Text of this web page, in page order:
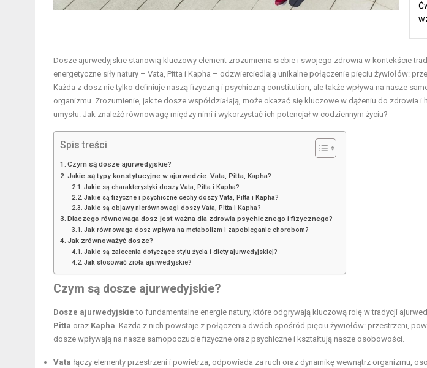
Dosze ajurwedyjskie stanowią kluczowy element zrozumienia siebie i swojego zdrowia w kontekście
energetyczne siły natury – Vata, Pitta i Kapha – odzwierciedlają unikalne połączenie pięciu żywiołów:
Każda z dosz nie tylko definiuje naszą fizyczną i psychiczną constitution, ale także wpływa na nasze
organizmu. Zrozumienie, jak te dosze współdziałają, może okazać się kluczowe w dążeniu do zdrowia i
umysłu. Jak znaleźć równowagę między nimi i wykorzystać ich potencjał w codziennym życiu?
Spis treści
Czym są dosze ajurwedyjskie?
Jakie są typy konstytucyjne w ajurwedzie: Vata, Pitta, Kapha?
Jakie są charakterystyki doszy Vata, Pitta i Kapha?
Jakie są fizyczne i psychiczne cechy doszy Vata, Pitta i Kapha?
Jakie są objawy nierównowagi doszy Vata, Pitta i Kapha?
Dlaczego równowaga dosz jest ważna dla zdrowia psychicznego i fizycznego?
Jak równowaga dosz wpływa na metabolizm i zapobieganie chorobom?
Jak zrównoważyć dosze?
Jakie są zalecenia dotyczące stylu życia i diety ajurwedyjskiej?
Jak stosować zioła ajurwedyjskie?
Czym są dosze ajurwedyjskie?
Dosze ajurwedyjskie to fundamentalne energie natury, które odgrywają kluczową rolę w tradycji
Pitta oraz Kapha. Każda z nich powstaje z połączenia dwóch spośród pięciu żywiołów: przestrzeni,
dosze wpływają na nasze samopoczucie fizyczne oraz psychiczne i kształtują nasze osobowości.
Vata łączy elementy przestrzeni i powietrza, odpowiada za ruch oraz dynamikę wewnątrz organizmu,